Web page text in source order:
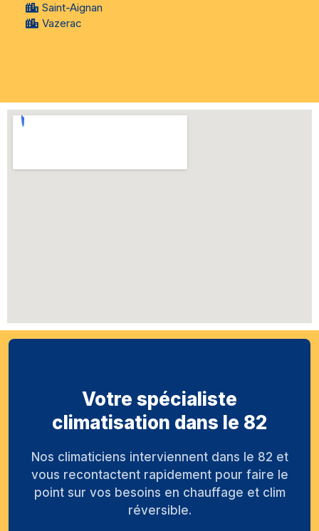
Saint-Aignan
Vazerac
Votre spécialiste
climatisation dans le 82
Nos climaticiens interviennent dans le 82 et
vous recontactent rapidement pour faire le
point sur vos besoins en chauffage et clim
réversible.